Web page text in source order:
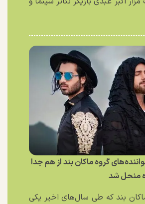
گروه ماکان بند از هم جدا
منحل شد
بند که طی سال‌های اخیر یکی